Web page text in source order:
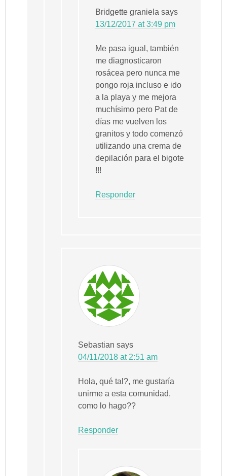
Bridgette graniela says
13/12/2017 at 3:49 pm
Me pasa igual, también
me diagnosticaron
rosácea pero nunca me
pongo roja incluso e ido
a la playa y me mejora
muchísimo pero Pat de
días me vuelven los
granitos y todo comenzó
utilizando una crema de
depilación para el bigote
!!!
Responder
Sebastian says
04/11/2018 at 2:51 am
Hola, qué tal?, me gustaría
unirme a esta comunidad,
como lo hago??
Responder